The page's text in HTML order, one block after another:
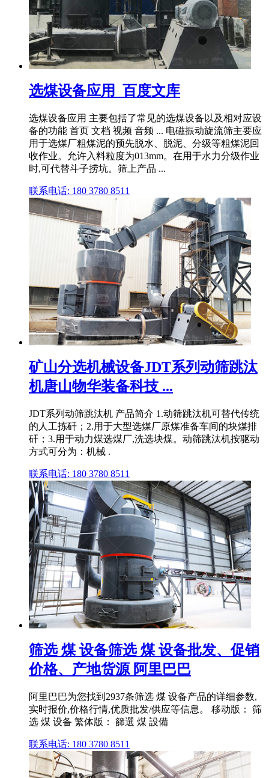
选煤设备应用_百度文库
选煤设备应用 主要包括了常见的选煤设备以及相对应设
备的功能 首页 文档 视频 音频 ... 电磁振动旋流筛主要应
用于选煤厂粗煤泥的预先脱水、脱泥、分级等粗煤泥回
收作业。允许入料粒度为013mm。在用于水力分级作业
时,可代替斗子捞坑。筛上产品 ...
联系电话: 180 3780 8511
矿山分选机械设备JDT系列动筛跳汰
机唐山物华装备科技 ...
JDT系列动筛跳汰机 产品简介 1.动筛跳‌‌汰机可替代传统
的人工拣矸；2.用于大型选煤厂原煤准备车间的块煤排
矸；3.用于动力煤选煤厂,洗选块煤。动筛跳汰机按驱动
方式可分为：机械 .
联系电话: 180 3780 8511
筛选 煤 设备筛选 煤 设备批发、促销
价格、产地货源 阿里巴巴
阿里巴巴为您找到2937条筛选 煤 设备产品的详细参数,
实时报价,价格行情,优质批发/供应等信息。 移动版： 筛
选 煤 设备 繁体版： 篩選 煤 設備
联系电话: 180 3780 8511